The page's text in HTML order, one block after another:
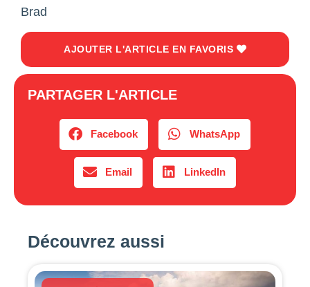
Brad
AJOUTER L'ARTICLE EN FAVORIS
PARTAGER L'ARTICLE
Facebook WhatsApp
Email LinkedIn
Découvrez aussi